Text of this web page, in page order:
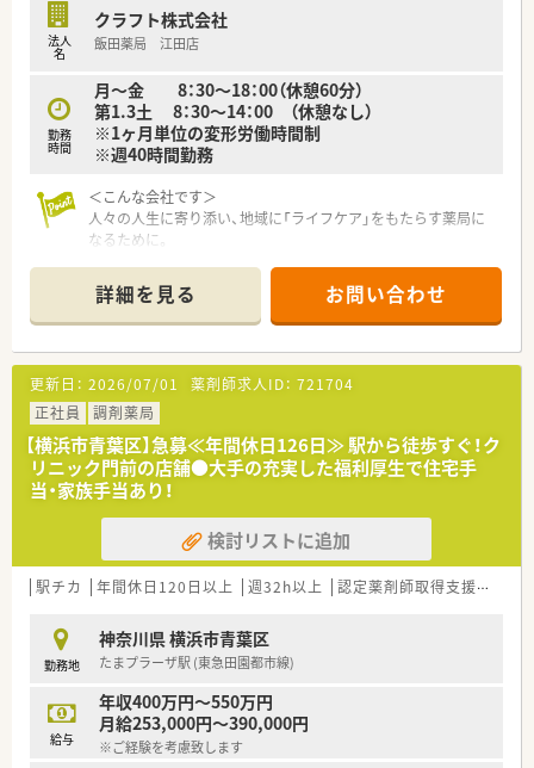
法人
名
クラフト株式会社
飯田薬局 江田店
勤務
時間
月～金 8：30～18：00（休憩60分）
第1.3土 8：30～14：00 （休憩なし）
※1ヶ月単位の変形労働時間制
※週40時間勤務
＜こんな会社です＞
人々の人生に寄り添い、地域に「ライフケア」をもたらす薬局に
なるために。
りひとりの人生に寄り添い、質の高い医療サービスを届ける薬剤
師を求め育てています。
＜特徴・ポイントのご紹介＞
★薬剤師を守る独自システム
業務をサポートするために様々なシステムを独自開発していま
す。
その一つが約20年前から導入され、進化を続けている調剤シス
テム「SPITS」。
処方箋受付から一連の調剤業務を連動させ、業務効率化を図るほ
か、
調剤過誤防止機能を高め、患者様と働くスタッフを守っていま
システム改修が必要な制度変更があった場合も、迅速に対応でき
る強みを生かしていきます。
★刷新された新規採用者研修
中途入社ならではの悩みを解消し、さくら薬局グループのビジョ
ンや社内規定などをご案内。
同期入社の方との繋がりを踏まえ、『さくら薬局の薬剤師』とし
て、安心してキャリアをスタートいただくための研修です。
店舗OJT・フォローアップや通常の社内研修と絡めて中途入社専
門の体系的な研修をご用意。
詳細を見る お問い合わせ
更新日： 2026/07/01 薬剤師求人ID： 721704
正社員
調剤薬局
【横浜市青葉区】急募≪年間休日126日≫ 駅から徒歩すぐ！ク
リニック門前の店舗●大手の充実した福利厚生で住宅手
当・家族手当あり！
検討リストに追加
駅チカ 年間休日120日以上 週32h以上 認定薬剤師取得支援あり
勤務地
神奈川県 横浜市青葉区
たまプラーザ駅 (東急田園都市線)
給与
年収400万円～550万円
月給253,000円～390,000円
※ご経験を考慮致します